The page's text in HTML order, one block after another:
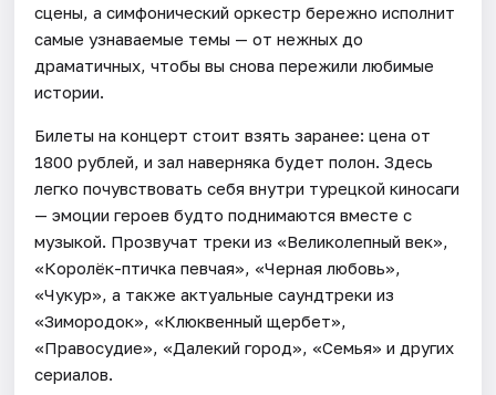
сцены, а симфонический оркестр бережно исполнит
самые узнаваемые темы — от нежных до
драматичных, чтобы вы снова пережили любимые
истории.
Билеты на концерт стоит взять заранее: цена от
1800 рублей, и зал наверняка будет полон. Здесь
легко почувствовать себя внутри турецкой киносаги
— эмоции героев будто поднимаются вместе с
музыкой. Прозвучат треки из «Великолепный век»,
«Королёк-птичка певчая», «Черная любовь»,
«Чукур», а также актуальные саундтреки из
«Зимородок», «Клюквенный щербет»,
«Правосудие», «Далекий город», «Семья» и других
сериалов.